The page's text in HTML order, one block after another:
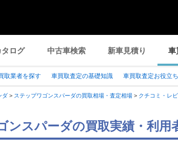
タログ 中古車検索 新車見積り 車
取業者を探す 車買取査定の基礎知識 車買取査定お役立
ダ > ステップワゴンスパーダの買取相場・査定相場 > クチコミ・レ
スパーダの買取実績・利用